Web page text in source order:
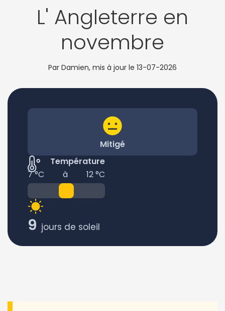
L' Angleterre en
novembre
Par Damien, mis à jour le 13-07-2026
Mitigé
Température
7 °C
à 12 °C
9 jours de soleil